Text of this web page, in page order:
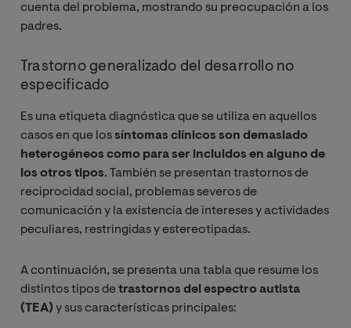
cuenta del problema, mostrando su preocupación a los
padres.
Trastorno generalizado del desarrollo no
especificado
Es una etiqueta diagnóstica que se utiliza en aquellos
casos en que lossíntomas clínicos son demasiado
heterogéneos como para ser incluidos en alguno de
los otros tipos. También se presentan trastornos de
reciprocidad social, problemas severos de
comunicación y la existencia de intereses y actividades
peculiares, restringidas y estereotipadas.
A continuación, se presenta una tabla que resume los
distintos tipos detrastornos del espectro autista
(TEA) y sus características principales: